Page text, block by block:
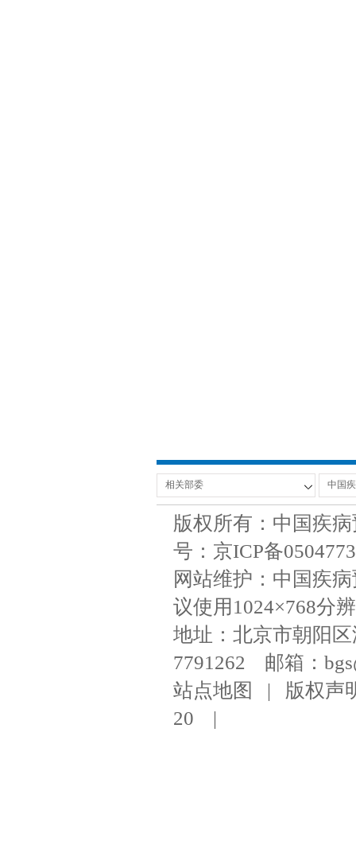
版权所有：中国疾
号：京ICP备
网站维护：中国疾
议使用1024×768分
地址：北京市朝阳
7791262 邮箱：
站点地图
| 版权声
20 |